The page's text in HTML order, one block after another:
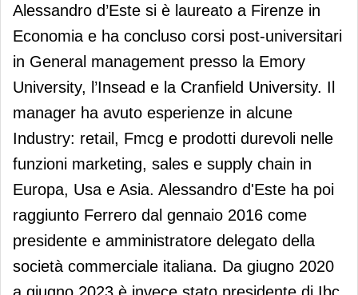
Alessandro d’Este si è laureato a Firenze in
Economia e ha concluso corsi post-universitari
in General management presso la Emory
University, l’Insead e la Cranfield University. Il
manager ha avuto esperienze in alcune
Industry: retail, Fmcg e prodotti durevoli nelle
funzioni marketing, sales e supply chain in
Europa, Usa e Asia. Alessandro d'Este ha poi
raggiunto Ferrero dal gennaio 2016 come
presidente e amministratore delegato della
società commerciale italiana. Da giugno 2020
a giugno 2023 è invece stato presidente di Ibc.